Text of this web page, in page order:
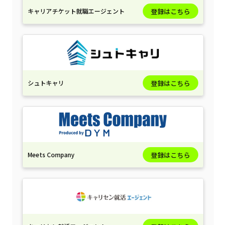
キャリアチケット就職エージェント 登録はこちら
シュトキャリ 登録はこちら
Meets Company 登録はこちら